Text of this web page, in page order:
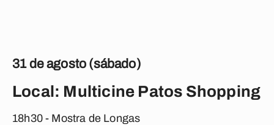
31 de agosto (sábado)
Local: Multicine Patos Shopping
18h30 - Mostra de Longas